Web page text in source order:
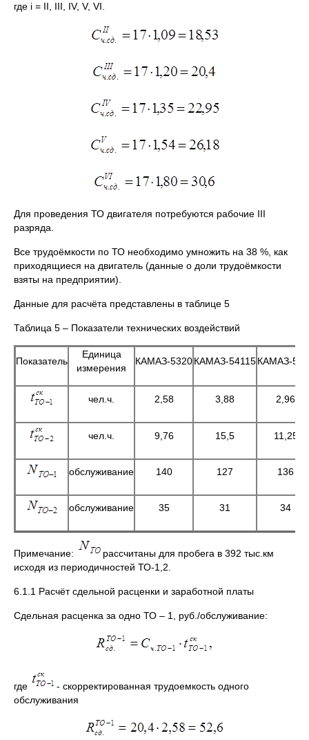
где i = II, III, IV, V, VI.
Для проведения ТО двигателя потребуются рабочие III
разряда.
Все трудоёмкости по ТО необходимо умножить на 38 %, как
приходящиеся на двигатель (данные о доли трудоёмкости
взяты на предприятии).
Данные для расчёта представлены в таблице 5
Таблица 5 – Показатели технических воздействий
Показатель
Единица
измерения
КАМАЗ-5320КАМАЗ-54115КАМАЗ-
чел.ч. 2,58 3,88 2,96
чел.ч. 9,76 15,5 11,25
обслуживание 140 127 136
обслуживание 35 31 34
Примечание:
рассчитаны для пробега в 392 тыс.км
исходя из периодичностей ТО-1,2.
6.1.1 Расчёт сдельной расценки и заработной платы
Сдельная расценка за одно ТО – 1, руб./обслуживание:
где
- скорректированная трудоемкость одного
обслуживания